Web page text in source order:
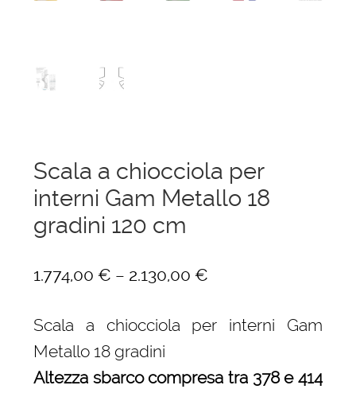
Scala a chiocciola per
interni Gam Metallo 18
gradini 120 cm
1.774,00 € – 2.130,00 €
Scala a chiocciola per interni Gam
Metallo 18 gradini
Altezza sbarco compresa tra 378 e 414